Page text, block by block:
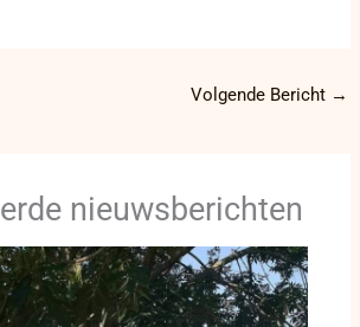
Volgende Bericht →
nieuwsberichten